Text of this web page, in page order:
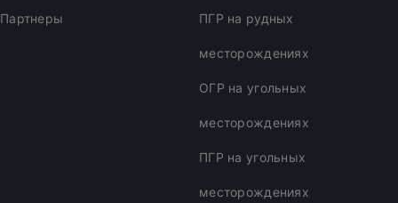
Партнеры ПГР на рудных
месторождениях
ОГР на угольных
месторождениях
ПГР на угольных
месторождениях